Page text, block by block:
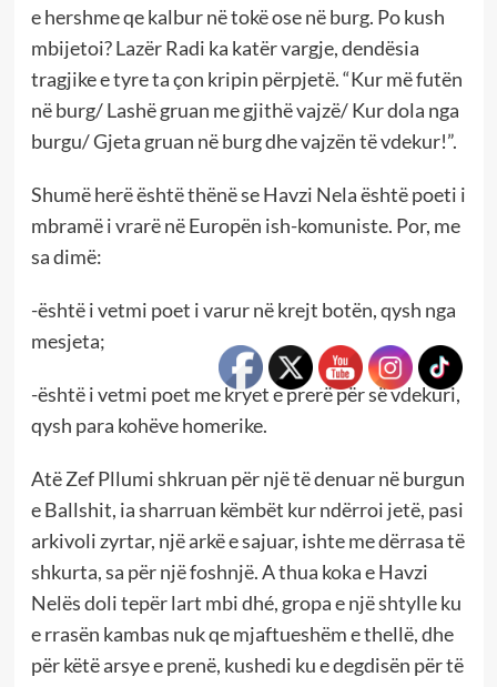
e hershme qe kalbur në tokë ose në burg. Po kush
mbijetoi? Lazër Radi ka katër vargje, dendësia
tragjike e tyre ta çon kripin përpjetë. “Kur më futën
në burg/ Lashë gruan me gjithë vajzë/ Kur dola nga
burgu/ Gjeta gruan në burg dhe vajzën të vdekur!”.
Shumë herë është thënë se Havzi Nela është poeti i
mbramë i vrarë në Europën ish-komuniste. Por, me
sa dimë:
-është i vetmi poet i varur në krejt botën, qysh nga
mesjeta;
-është i vetmi poet me kryet e prerë për së vdekuri,
qysh para kohëve homerike.
Atë Zef Pllumi shkruan për një të denuar në burgun
e Ballshit, ia sharruan këmbët kur ndërroi jetë, pasi
arkivoli zyrtar, një arkë e sajuar, ishte me dërrasa të
shkurta, sa për një foshnjë. A thua koka e Havzi
Nelës doli tepër lart mbi dhé, gropa e një shtylle ku
e rrasën kambas nuk qe mjaftueshëm e thellë, dhe
për këtë arsye e prenë, kushedi ku e degdisën për të